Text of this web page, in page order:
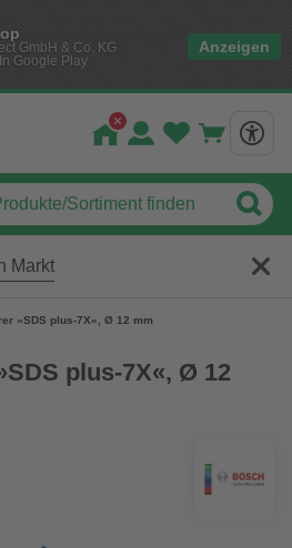
GmbH & Co. KG
Google Play
Anzeigen
Markt
»SDS plus-7X«, Ø 12 mm
plus-7X«, Ø 12